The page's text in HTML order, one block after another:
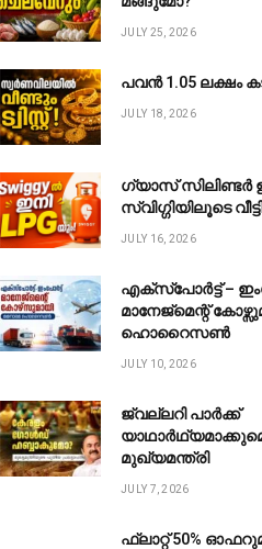
JULY 25, 2026
പവൻ ₹1.05 ലക്ഷം
JULY 18, 2026
ഗ്യാസ് സിലിണ്ടർ
സ്വിഗ്ഗിയിലൂടെ
JULY 16, 2026
എക്സ്പോർട്ട് –
മാനേജ്മെന്റ്
ഹൊറൈസൺ
JULY 10, 2026
ജ്വല്ലറി പാർക്ക്
മുഖ്യമന്ത്രി
JULY 7, 2026
ഫ്ലാറ്റ് 50%